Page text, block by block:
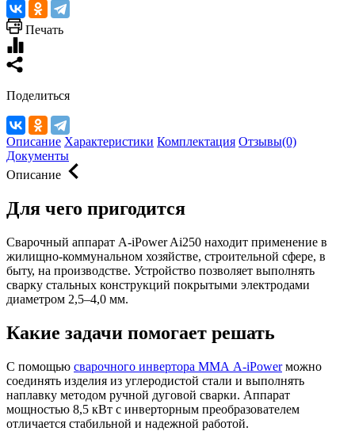
Печать
Поделиться
Описание Характеристики Комплектация Отзывы(0)
Документы
Описание
Для чего пригодится
Сварочный аппарат A-iPower Ai250 находит применение в
жилищно-коммунальном хозяйстве, строительной сфере, в
быту, на производстве. Устройство позволяет выполнять
сварку стальных конструкций покрытыми электродами
диаметром 2,5–4,0 мм.
Какие задачи помогает решать
С помощью сварочного инвертора ММА A-iPowerможно
соединять изделия из углеродистой стали и выполнять
наплавку методом ручной дуговой сварки. Аппарат
мощностью 8,5 кВт с инверторным преобразователем
отличается стабильной и надежной работой.